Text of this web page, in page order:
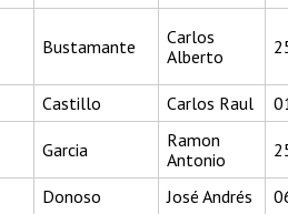
Bustamante
Carlos
Alberto
Castillo Carlos Raul
Garcia
Ramon
Antonio
Donoso José Andrés